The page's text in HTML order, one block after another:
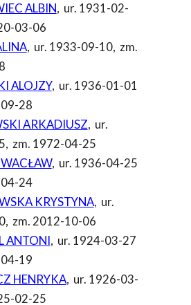
ALBIN, ur. 1931-02-
03-06
, ur. 1933-09-10, zm.
ALOJZY, ur. 1936-01-01
28
ARKADIUSZ, ur.
, zm. 1972-04-25
, ur. 1936-04-25
24
KRYSTYNA, ur.
, zm. 2012-10-06
ANTONI, ur. 1924-03-27
19
HENRYKA, ur. 1926-03-
02-25